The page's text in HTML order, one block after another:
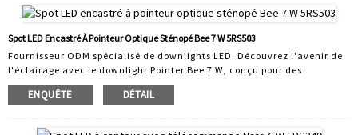
Spot LED Encastré À Pointeur Optique Sténopé Bee 7 W 5RS503
Fournisseur ODM spécialisé de downlights LED. Découvrez l'avenir de
l'éclairage avec le downlight Pointer Bee 7 W, conçu pour des
performances supérieures et une esthétique épurée. Parfait pour les
espaces résidentiels et commerciaux, ce downlight allie technologie
idéale. Caractéristiques principales : Précision extrême : Délivre une
ENQUÊTE DÉTAIL